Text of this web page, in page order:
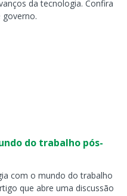
da tecnologia. Confira
do trabalho pós-
com o mundo do trabalho
que abre uma discussão